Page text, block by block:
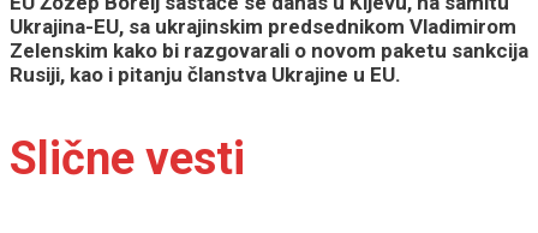
Ukrajina-EU, sa ukrajinskim predsednikom Vladimirom
Zelenskim kako bi razgovarali o novom paketu sankcija
Rusiji, kao i pitanju članstva Ukrajine u EU.
Slične vesti